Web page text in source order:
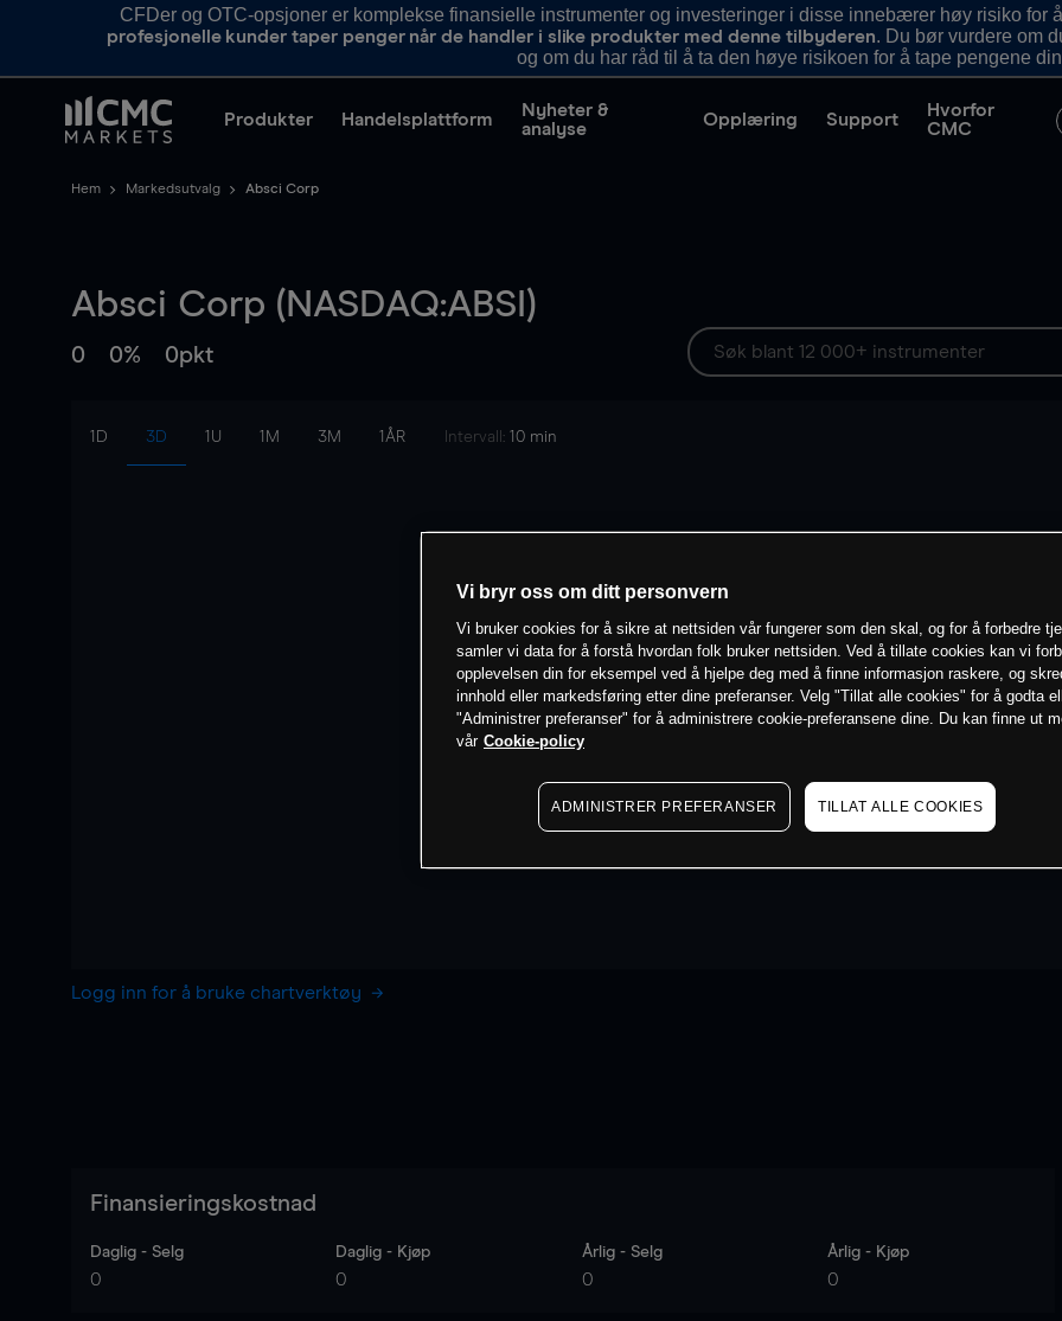
CFDer og OTC-opsjoner er komplekse finansielle instrumenter og investeringer i disse innebærer høy risiko for
profesjonelle kunder taper penger når de handler i slike produkter med denne tilbyderen. Du bør vurdere om
og om du har råd til å ta den høye risikoen for å tape pengene
Produkter Handelsplattform
Nyheter &
analyse
Opplæring Support
Hvorfor
CMC
Hem Markedsutvalg Absci Corp
Absci Corp (NASDAQ:ABSI)
0 0% 0pkt
1D 3D 1U 1M 3M 1ÅR Intervall: 10 min
Logg inn for å bruke chartverktøy
Finansieringskostnad
Daglig - Selg
0
Daglig - Kjøp
0
Årlig - Selg
0
Årlig - Kjøp
0
Vi bryr oss om ditt personvern
Vi bruker cookies for å sikre at nettsiden vår fungerer som den skal, og for å forbedre
samler vi data for å forstå hvordan folk bruker nettsiden. Ved å tillate cookies kan vi
opplevelsen din for eksempel ved å hjelpe deg med å finne informasjon raskere, og
innhold eller markedsføring etter dine preferanser. Velg "Tillat alle cookies" for å godta
"Administrer preferanser" for å administrere cookie-preferansene dine. Du kan finne ut
vår Cookie-policy
ADMINISTRER PREFERANSER TILLAT ALLE COOKIES